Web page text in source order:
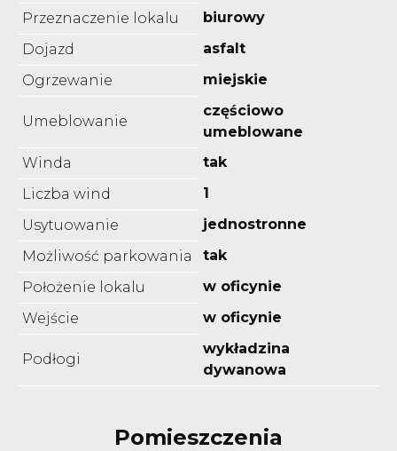
Przeznaczenie lokalu
biurowy
Dojazd
asfalt
Ogrzewanie
miejskie
Umeblowanie
częściowo
umeblowane
Winda
tak
Liczba wind
1
Usytuowanie
jednostronne
Możliwość parkowania
tak
Położenie lokalu
w oficynie
Wejście
w oficynie
Podłogi
wykładzina
dywanowa
Pomieszczenia